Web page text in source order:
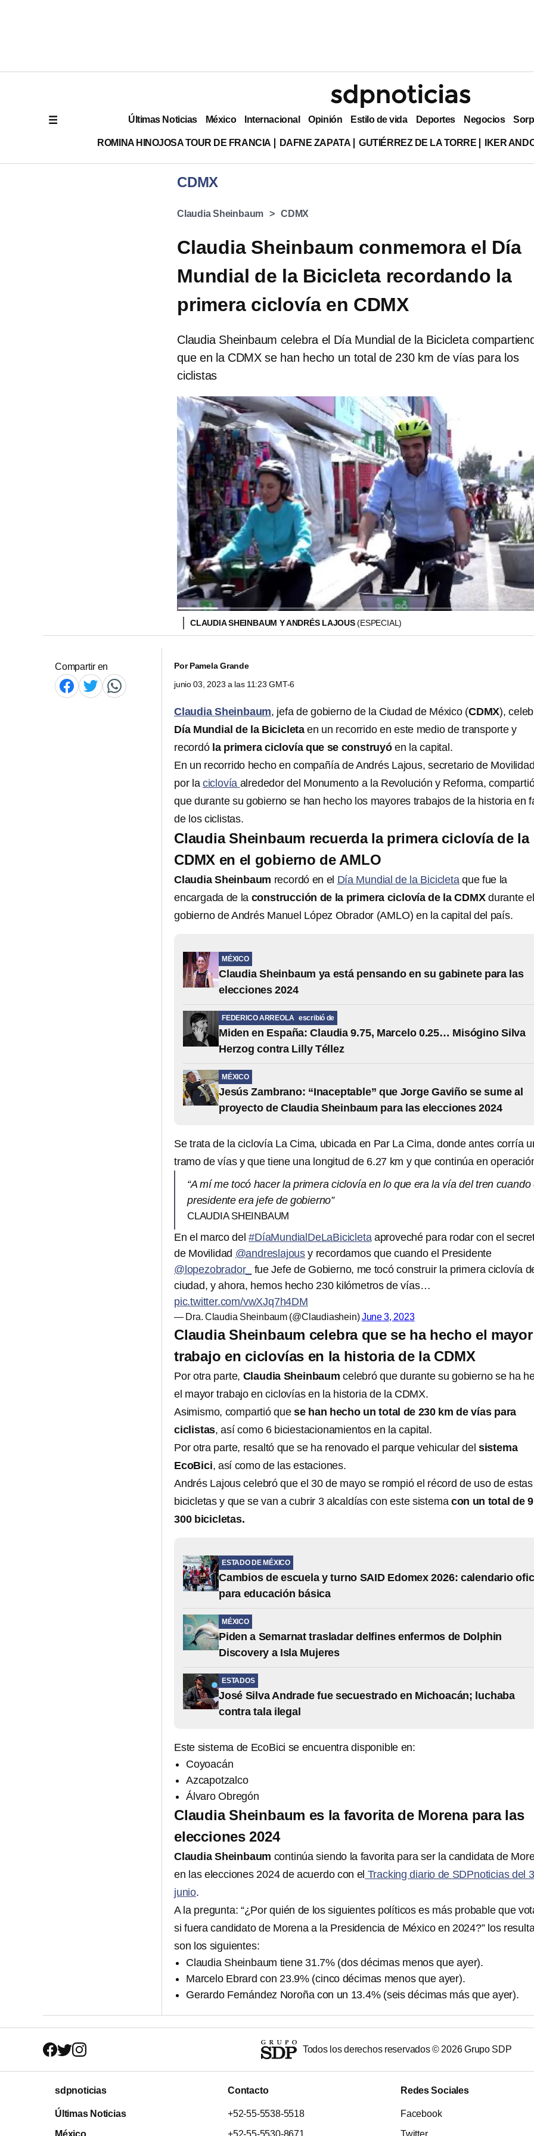
Últimas Noticias México Internacional Opinión Estilo de vida Deportes Negocios
ROMINA HINOJOSA TOUR DE FRANCIA DAFNE ZAPATA GUTIÉRREZ DE LA TORRE IKER
CDMX
Claudia Sheinbaum CDMX
Claudia Sheinbaum conmemora el Día
Mundial de la Bicicleta recordando la
primera ciclovía en CDMX
Claudia Sheinbaum celebra el Día Mundial de la Bicicleta
que en la CDMX se han hecho un total de 230 km de vías para los
ciclistas
CLAUDIA SHEINBAUM Y ANDRÉS LAJOUS(ESPECIAL)
Compartir en PorPamela Grande
junio 03, 2023 a las 11:23 GMT-6
Claudia Sheinbaum, jefa de gobierno de la Ciudad de México (CDMX),
Día Mundial de la Bicicleta en un recorrido en este medio de transporte y
recordó la primera ciclovía que se construyóen la capital.
En un recorrido hecho en compañía de Andrés Lajous, secretario de
por la ciclovía alrededor del Monumento a la Revolución y Reforma,
que durante su gobierno se han hecho los mayores trabajos de la historia en
de los ciclistas.
Claudia Sheinbaum recuerda la primera ciclovía de la
CDMX en el gobierno de AMLO
Claudia Sheinbaum recordó en el Día Mundial de la Bicicletaque fue la
encargada de la construcción de la primera ciclovía de la CDMXdurante el
gobierno de Andrés Manuel López Obrador (AMLO) en la capital del país.
MÉXICO
Claudia Sheinbaum ya está pensando en su gabinete para las
elecciones 2024
FEDERICO ARREOLA escribió de
Miden en España: Claudia 9.75, Marcelo 0.25… Misógino Silva
Herzog contra Lilly Téllez
MÉXICO
Jesús Zambrano: “Inaceptable” que Jorge Gaviño se sume al
proyecto de Claudia Sheinbaum para las elecciones 2024
Se trata de la ciclovía La Cima, ubicada en Par La Cima, donde antes corría
tramo de vías y que tiene una longitud de 6.27 km y que continúa en
“A mí me tocó hacer la primera ciclovía en lo que era la vía del tren cuando
presidente era jefe de gobierno”
CLAUDIA SHEINBAUM
En el marco del#DíaMundialDeLaBicicletaaproveché para rodar con el
de Movilidad @andreslajous y recordamos que cuando el Presidente
@lopezobrador_
fue Jefe de Gobierno, me tocó construir la primera ciclovía
ciudad, y ahora, hemos hecho 230 kilómetros de vías…
pic.twitter.com/vwXJq7h4DM
— Dra. Claudia Sheinbaum (@Claudiashein)June 3, 2023
Claudia Sheinbaum celebra que se ha hecho el mayor
trabajo en ciclovías en la historia de la CDMX
Por otra parte, Claudia Sheinbaum celebró que durante su gobierno se ha
el mayor trabajo en ciclovías en la historia de la CDMX.
Asimismo, compartió quese han hecho un total de 230 km de vías para
ciclistas, así como 6 biciestacionamientos en la capital.
Por otra parte, resaltó que se ha renovado el parque vehicular del sistema
EcoBici, así como de las estaciones.
Andrés Lajous celebró que el 30 de mayo se rompió el récord de uso de estas
bicicletas y que se van a cubrir 3 alcaldías con este sistema con un total de
300 bicicletas.
ESTADO DE MÉXICO
Cambios de escuela y turno SAID Edomex 2026: calendario
para educación básica
MÉXICO
Piden a Semarnat trasladar delfines enfermos de Dolphin
Discovery a Isla Mujeres
ESTADOS
José Silva Andrade fue secuestrado en Michoacán; luchaba
contra tala ilegal
Este sistema de EcoBici se encuentra disponible en:
Coyoacán
Azcapotzalco
Álvaro Obregón
Claudia Sheinbaum es la favorita de Morena para las
elecciones 2024
Claudia Sheinbaum continúa siendo la favorita para ser la candidata de
en las elecciones 2024 de acuerdo con el Tracking diario de SDPnoticias del
junio.
A la pregunta: “¿Por quién de los siguientes políticos es más probable que
si fuera candidato de Morena a la Presidencia de México en 2024?” los
son los siguientes:
Claudia Sheinbaum tiene 31.7% (dos décimas menos que ayer).
Marcelo Ebrard con 23.9% (cinco décimas menos que ayer).
Gerardo Fernández Noroña con un 13.4% (seis décimas más que ayer).
Todos los derechos reservados © 2026Grupo SDP
sdpnoticias
Últimas Noticias
Contacto
+52-55-5538-5518
Redes Sociales
Facebook